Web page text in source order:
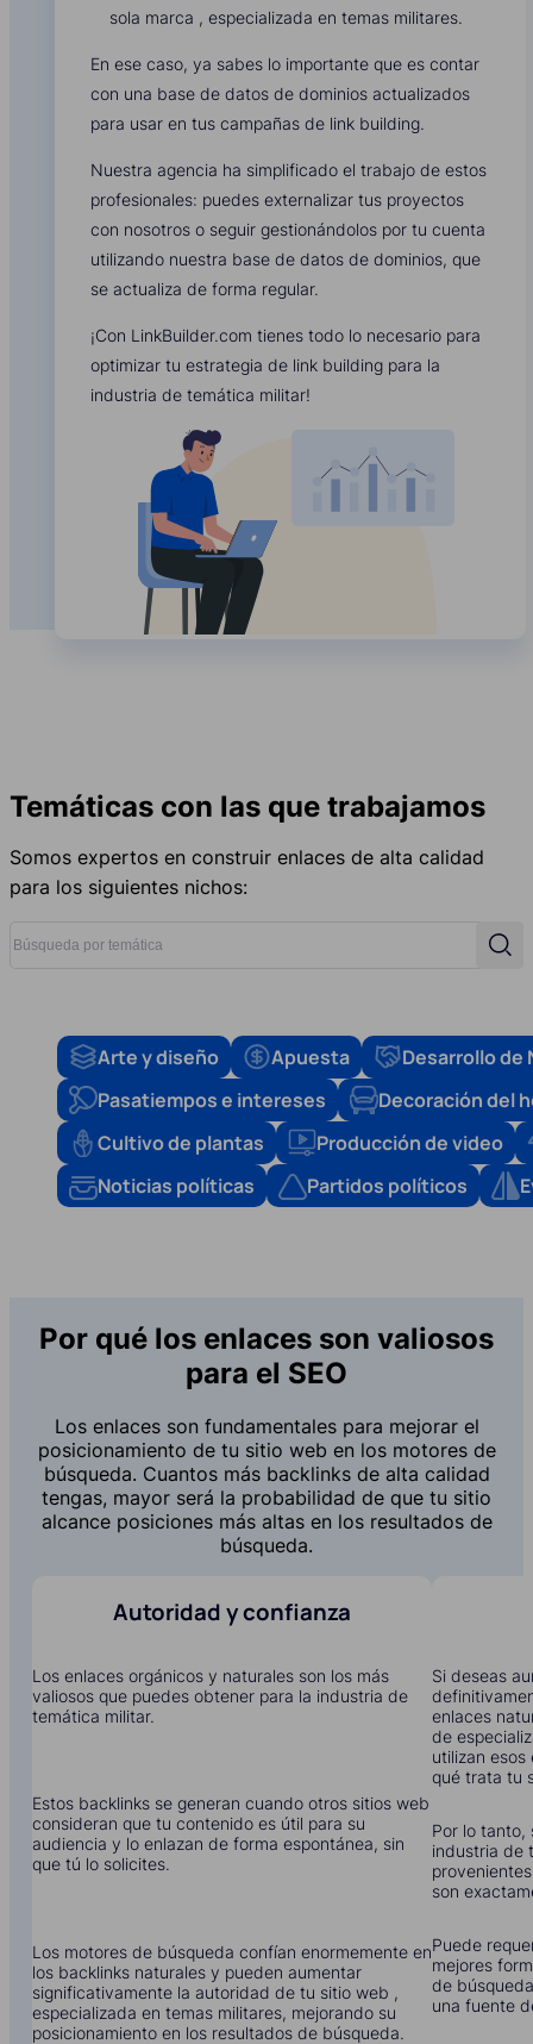
sola marca , especializada en temas militares.
En ese caso, ya sabes lo importante que es contar
con una base de datos de dominios actualizados
para usar en tus campañas de link building.
Nuestra agencia ha simplificado el trabajo de estos
profesionales: puedes externalizar tus proyectos
con nosotros o seguir gestionándolos por tu cuenta
utilizando nuestra base de datos de dominios, que
se actualiza de forma regular.
¡Con LinkBuilder.com tienes todo lo necesario para
optimizar tu estrategia de link building para la
industria de temática militar!
Temáticas con las que trabajamos
Somos expertos en construir enlaces de alta calidad
para los siguientes nichos:
Búsqueda por temática
Arte y diseño Apuesta
Desarrollo de
Pasatiempos e intereses
Decoración del
Cultivo de plantas
Producción de video
Noticias políticas
Partidos políticos
Por qué los enlaces son valiosos
para el SEO
Los enlaces son fundamentales para mejorar el
posicionamiento de tu sitio web en los motores de
búsqueda. Cuantos más backlinks de alta calidad
tengas, mayor será la probabilidad de que tu sitio
alcance posiciones más altas en los resultados de
búsqueda.
Autoridad y confianza
Los enlaces orgánicos y naturales son los más
valiosos que puedes obtener para la industria de
temática militar.
Estos backlinks se generan cuando otros sitios web
consideran que tu contenido es útil para su
audiencia y lo enlazan de forma espontánea, sin
que tú lo solicites.
Los motores de búsqueda confían enormemente en
los backlinks naturales y pueden aumentar
significativamente la autoridad de tu sitio web ,
especializada en temas militares, mejorando su
posicionamiento en los resultados de búsqueda.
Si deseas
enlaces
de
utilizan
qué trata tu
Por lo tanto,
industria de
son
Puede
mejores
de
una fuente